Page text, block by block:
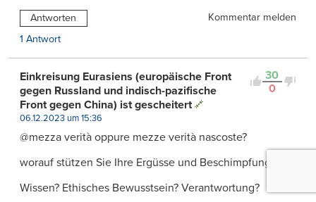
Antworten
Kommentar melden
1 Antwort
30
0
Einkreisung Eurasiens (europäische Front
gegen Russland und indisch-pazifische
Front gegen China) ist gescheitert
06.12.2023 um 15:36
@mezza verità oppure mezze verità nascoste?
worauf stützen Sie Ihre Ergüsse und Beschimpfungen?
Wissen? Ethisches Bewusstsein? Verantwortung?